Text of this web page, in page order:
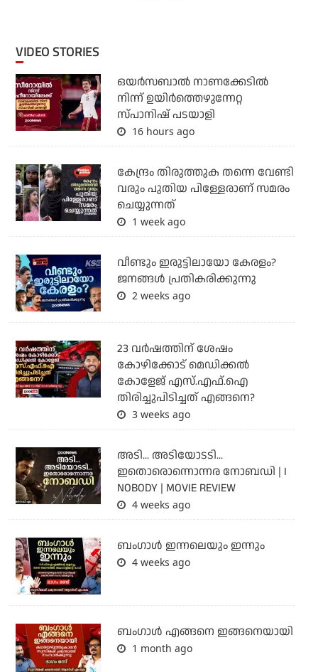
VIDEO STORIES
ഒയര്‍സബാൽ നാണക്കേടിൽ
നിന്ന് ഉയിർത്തെഴുന്നേറ്റ
സ്പാനിഷ് പടയാളി
16 hours ago
കേന്ദ്രം തിരുത്തുക തന്നെ വേണ്ടി
വരും പുതിയ പിള്ളേരാണ് സമരം
ചെയ്യുന്നത്
1 week ago
വീണ്ടും ഇരുട്ടിലായോ കേരളം?
ജനങ്ങൾ പ്രതികരിക്കുന്നു
2 weeks ago
23 വർഷത്തിന് ശേഷം
കോഴിക്കോട് മെഡിക്കൽ
കോളേജ് എസ്.എഫ്.ഐ
തിരിച്ചുപിടിച്ചത് എങ്ങനെ?
3 weeks ago
അടി... അടിയോടടി...
ഇതൊരൊന്നൊന്നര നോബഡി | I
NOBODY | MOVIE REVIEW
4 weeks ago
ബംഗാള്‍ ഇന്നലെയും ഇന്നും
4 weeks ago
ബം​ഗാൾ എങ്ങനെ ഇങ്ങനെയായി
1 month ago